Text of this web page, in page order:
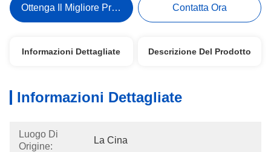
Ottenga Il Migliore Prezzo Contatta Ora
Informazioni Dettagliate Descrizione Del Prodotto
Informazioni Dettagliate
Luogo Di
Origine:
La Cina